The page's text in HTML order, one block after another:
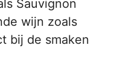
Sauvignon
wijn zoals
bij de smaken